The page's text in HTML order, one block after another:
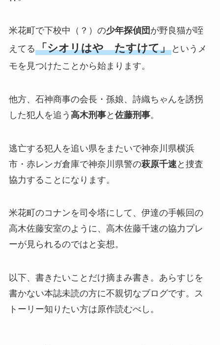
米花町で下校中（？）の少年探偵団 が野良猫が咥
えてる「シオリはや たすけて」というメ
モを見つけたことから始まります。
他方、石神商事の会長・孫娘、詩織ちゃんを誘拐
した犯人を追う 高木刑事と 佐藤刑事。
逃亡する犯人を追い県をまたいで神奈川県横浜
市・赤レンガ倉庫で神奈川県警の萩原千速 と捜査
協力することになります。
米花町のコナンを司令塔にして、伊達の手帳回の
高木佐藤安室のように、高木佐藤千速の協力プレ
ーが見られるのではと妄想。
以下、書きたいことだけ摘まみ書き。あらすじを
書かない本誌未読の方に不親切なブログです。ス
トーリー知りたい方は原作読むべし。